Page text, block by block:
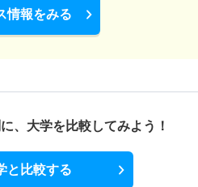
情報をみる
、 大学を比較してみよう！
と比較する